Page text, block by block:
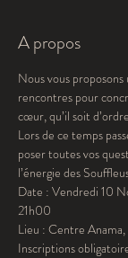
A propos
Nous vous proposons
rencontres pour
cœur, qu’il soit
Lors de ce temps
poser toutes vos
l’énergie des
Date : Vendredi 10
21h00
Lieu : Centre
Inscriptions